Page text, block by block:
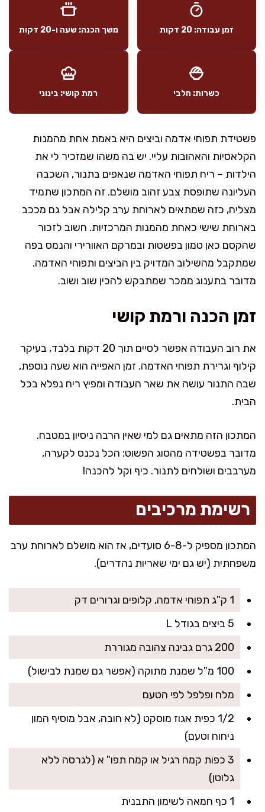
זמן עבודה: 20 דקות משך הכנה: שעה ו-20 דקות
כשרות: חלבי רמת קושי: בינוני
פשטידת תפוחי אדמה וביצים היא באמת אחת מהמנות
הקלאסיות והאהובות עליי. יש בה משהו שמזכיר לי את
הילדות – ריח תפוחי האדמה שנאפים בתנור, השכבה
העליונה שתופסת צבע זהוב מושלם. זה המתכון שתמיד
מצליח, כזה שמתאים לארוחת ערב קלילה אבל גם מככב
בארוחת שישי כאחת מהמנות המרכזיות. חשוב לזכור
שהקסם כאן טמון בפשטות ובמרקם האוורירי והנמס בפה
שמתקבל מהשילוב המדויק בין הביצים ותפוחי האדמה.
מדובר בתענוג ממכר שמתבקש להכין שוב ושוב.
זמן הכנה ורמת קושי
את רוב העבודה אפשר לסיים תוך 20 דקות בלבד, בעיקר
קילוף וגרירת תפוחי האדמה. זמן האפייה הוא שעה נוספת,
שבה התנור עושה את שאר העבודה ומפיץ ריח נפלא בכל
הבית.
המתכון הזה מתאים גם למי שאין הרבה ניסיון במטבח.
מדובר בפשטידה מהסוג הפשוט: הכל נכנס לקערה,
מערבבים ושולחים לתנור. כיף וקל להכנה!
רשימת מרכיבים
המתכון מספיק ל-6-8 סועדים, אז הוא מושלם לארוחת ערב
משפחתית (יש גם ימי שאריות נהדרים).
1 ק"ג תפוחי אדמה, קלופים וגרורים דק
5 ביצים בגודל L
200 גרם גבינה צהובה מגוררת
100 מ"ל שמנת מתוקה (אפשר גם שמנת לבישול)
מלח ופלפל לפי הטעם
1/2 כפית אגוז מוסקט (לא חובה, אבל מוסיף המון
ניחוח וטעם)
3 כפות קמח רגיל או קמח תפו" א (לגרסה ללא
גלוטן)
1 כף חמאה לשימון התבנית